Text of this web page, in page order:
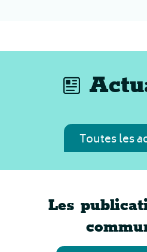
Toutes les
Les